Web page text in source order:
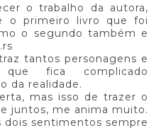
o trabalho da autora,
o primeiro livro que foi
o segundo também e
tantos personagens e
que fica complicado
da realidade.
mas isso de trazer o
juntos, me anima muito.
dois sentimentos sempre